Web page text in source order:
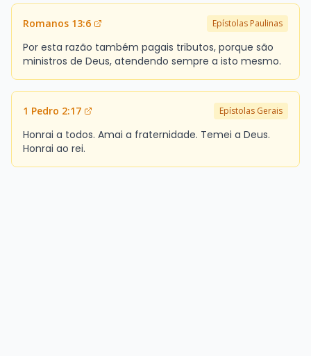
Romanos 13:6 Epístolas Paulinas
Por esta razão também pagais tributos, porque são
ministros de Deus, atendendo sempre a isto mesmo.
1 Pedro 2:17 Epístolas Gerais
Honrai a todos. Amai a fraternidade. Temei a Deus.
Honrai ao rei.